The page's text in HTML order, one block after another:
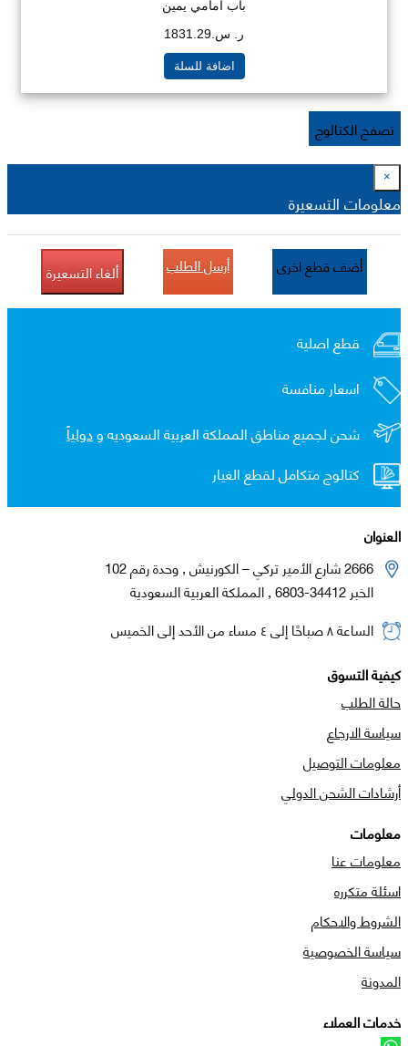
باب امامي يمين
ر. س.1831.29
اضافة للسلة
تصفح الكتالوج
×
معلومات التسعيرة
أضف قطع اخرى أرسل الطلب ألغاء التسعيرة
قطع اصلية
اسعار منافسة
شحن لجميع مناطق المملكة العربية السعوديه ودولياً
كتالوج متكامل لقطع الغيار
العنوان
2666 شارع الأمير تركي – الكورنيش , وحدة رقم 102
الخبر 34412-6803 , المملكة العربية السعودية
الساعة ٨ صباحًا إلى ٤ مساء من الأحد إلى الخميس
كيفية التسوق
حالة الطلب
سياسة الارجاع
معلومات التوصيل
أرشادات الشحن الدولي
معلومات
معلومات عنا
اسئلة متكرره
الشروط والاحكام
سياسة الخصوصية
المدونة
خدمات العملاء